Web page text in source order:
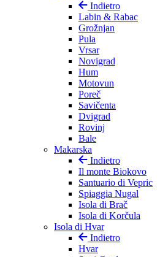
Indietro
Labin & Rabac
Grožnjan
Pula
Vrsar
Novigrad
Hum
Motovun
Poreč
Savičenta
Dvigrad
Rovinj
Bale
Makarska
Indietro
Il monte Biokovo
Santuario di Vepric
Spiaggia Nugal
Isola di Brač
Isola di Korčula
Isola di Hvar
Indietro
Hvar